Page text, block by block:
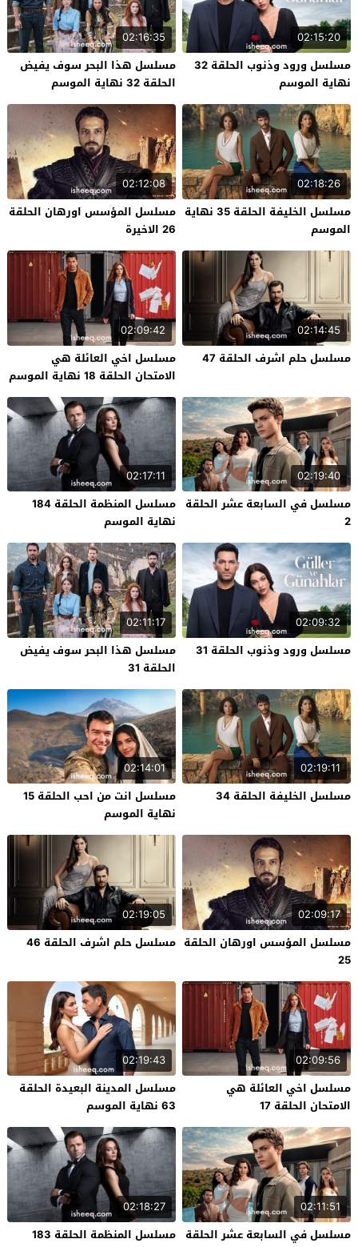
02:15:20
مسلسل ورود وذنوب الحلقة 32
نهاية الموسم
02:16:35
مسلسل هذا البحر سوف يفيض
الحلقة 32 نهاية الموسم
02:18:26
مسلسل الخليفة الحلقة 35 نهاية
الموسم
02:12:08
مسلسل المؤسس اورهان الحلقة
26 الاخيرة
02:14:45
مسلسل حلم اشرف الحلقة 47
02:09:42
مسلسل اخي العائلة هي
الامتحان الحلقة 18 نهاية الموسم
02:19:40
مسلسل في السابعة عشر الحلقة
2
02:17:11
مسلسل المنظمة الحلقة 184
نهاية الموسم
02:09:32
مسلسل ورود وذنوب الحلقة 31
02:11:17
مسلسل هذا البحر سوف يفيض
الحلقة 31
02:19:11
مسلسل الخليفة الحلقة 34
02:14:01
مسلسل انت من احب الحلقة 15
نهاية الموسم
02:09:17
مسلسل المؤسس اورهان الحلقة
25
02:19:05
مسلسل حلم اشرف الحلقة 46
02:09:56
مسلسل اخي العائلة هي
الامتحان الحلقة 17
02:19:43
مسلسل المدينة البعيدة الحلقة
63 نهاية الموسم
02:11:51
مسلسل في السابعة عشر الحلقة
02:18:27
مسلسل المنظمة الحلقة 183